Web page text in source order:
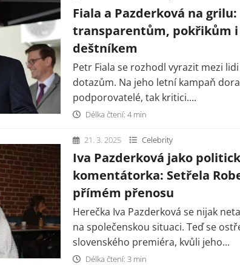
Fiala a Pazderková na
transparentům, pokřikům
deštníkem
Petr Fiala se rozhodl vyrazit mezi
dotazům. Na jeho letní kampaň
podporovatelé, tak kritici....
Délka čtení: 4 min
21. 3. 2025 Celebrity
Iva Pazderková jako
komentátorka: Setřela
přímém přenosu
Herečka Iva Pazderková se nijak
na společenskou situaci. Teď se
slovenského premiéra, kvůli jeho...
Délka čtení: 3 min